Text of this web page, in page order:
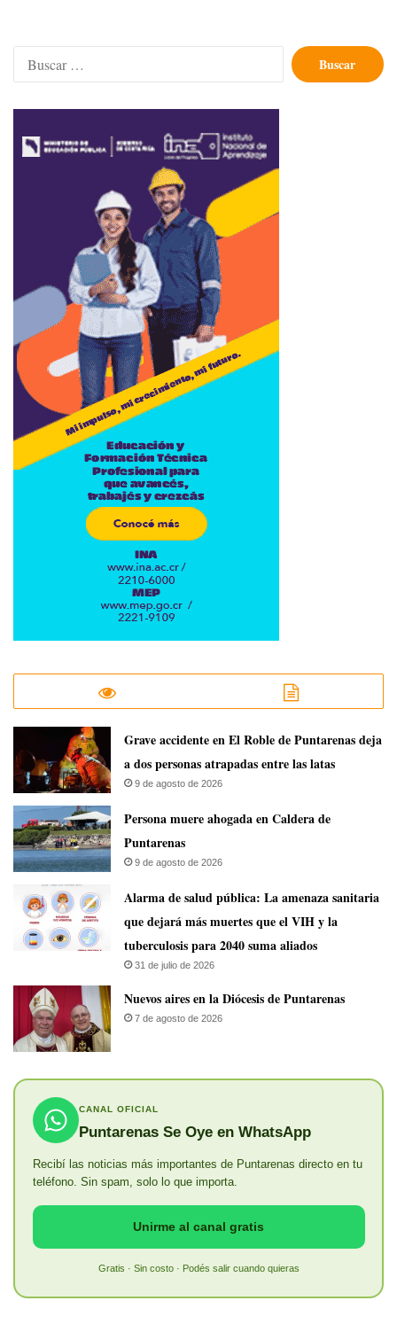
Buscar:
Grave accidente en El Roble de Puntarenas deja
a dos personas atrapadas entre las latas
9 de agosto de 2026
Persona muere ahogada en Caldera de
Puntarenas
9 de agosto de 2026
​Alarma de salud pública: La amenaza sanitaria
que dejará más muertes que el VIH y la
tuberculosis para 2040 suma aliados
31 de julio de 2026
​Nuevos aires en la Diócesis de Puntarenas
7 de agosto de 2026
CANAL OFICIAL
Puntarenas Se Oye en WhatsApp
Recibí las noticias más importantes de Puntarenas directo en tu
teléfono. Sin spam, solo lo que importa.
Unirme al canal gratis
Gratis · Sin costo · Podés salir cuando quieras